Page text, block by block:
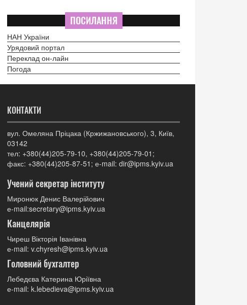
ПОСИЛАННЯ
НАН України
Урядовий портал
Переклад он-лайн
Погода
КОНТАКТИ
вул. Омеляна Пріцака (Кржижановського), 3, Київ,
03142
тел: +380(44)205-79-10, +380(44)205-79-01;
факс: +380(44)205-87-51; е-mail: dir@ipms.kyiv.ua
Учений секретар інституту
Миронюк Денис Валерійович
е-mail:secretary@ipms.kyiv.ua
Канцелярія
Чиреш Вікторія Іванівна
е-mail: v.chyresh@ipms.kyiv.ua
Головний бухгалтер
Лебедєва Катерина Юріївна
е-mail: k.lebedieva@ipms.kyiv.ua